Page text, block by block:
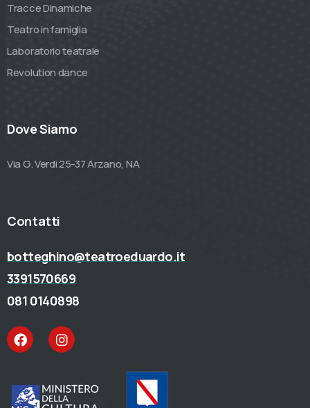
Tracce Dinamiche
Teatro in famiglia
Laboratorio teatrale
Revolution dance
Dove Siamo
Via G. Verdi 25-37 Arzano, NA
Contatti
botteghino@teatroeduardo.it
3391570669
081 0140898